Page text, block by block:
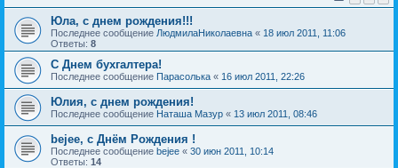
Юла, с днем рождения!!!
Последнее сообщение ЛюдмилаНиколаевна « 18 июл 2011, 11:06
Ответы: 8
С Днем бухгалтера!
Последнее сообщение Парасолька « 16 июл 2011, 22:26
Юлия, с днем рождения!
Последнее сообщение Наташа Мазур « 13 июл 2011, 08:46
bejee, с Днём Рождения !
Последнее сообщение bejee « 30 июн 2011, 10:14
Ответы: 14